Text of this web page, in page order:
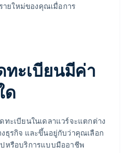
ยใหม่ของคุณเมื่อการ
ะเบียนมีค่า
ด
ะเบียนในเดลาแวร์จะแตกต่าง
ธุรกิจ และขึ้นอยู่กับว่าคุณเลือก
หรือบริการแบบมืออาชีพ